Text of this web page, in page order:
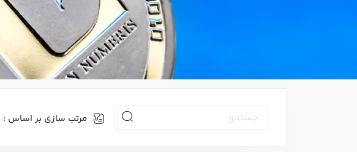
مرتب سازی بر اساس :